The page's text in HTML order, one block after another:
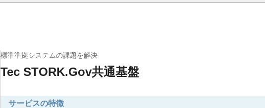
標準準拠システムの課題を解決
Tec STORK.Gov共通基盤
サービスの特徴